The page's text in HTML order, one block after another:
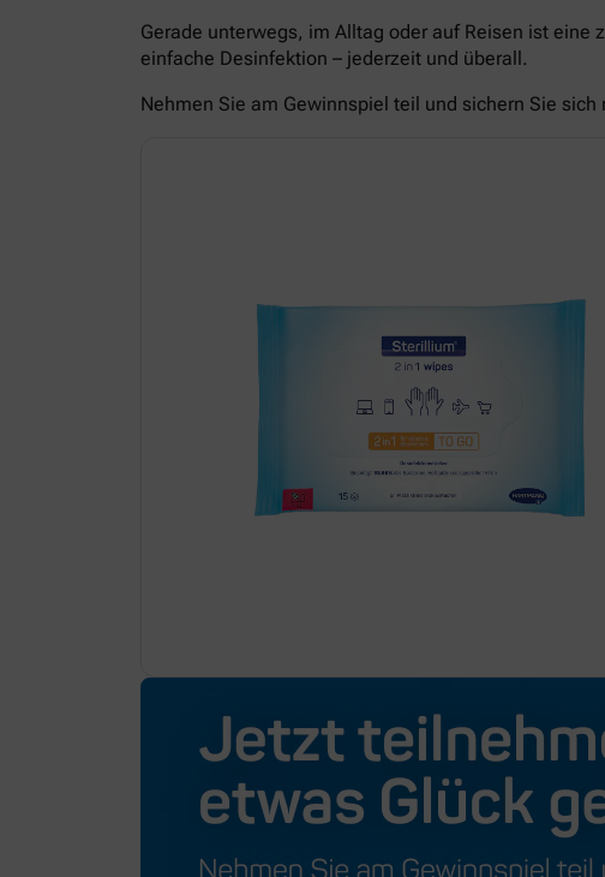
Gerade unterwegs, im Alltag oder auf Reisen ist
einfache Desinfektion – jederzeit und überall.
Nehmen Sie am Gewinnspiel teil und sichern Sie